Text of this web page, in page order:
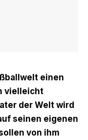
einen
vielleicht
der Welt wird
seinen eigenen
von ihm